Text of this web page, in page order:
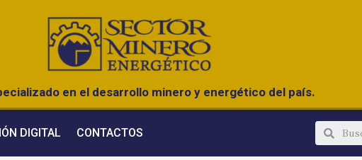
en el desarrollo minero y energético del país.
DIGITAL CONTACTOS